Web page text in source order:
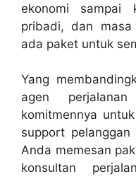
ekonomi sampai
pribadi, dan
ada paket untuk
Yang
agen
komitmennya
support
Anda memesan
konsultan